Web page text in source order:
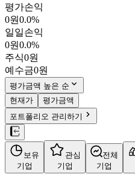
5,690원 0.0
002070
KOSPI
시가총액
PBR0.18
PER-
fPER -
배당수익률-
자사주비율-
결산월12월
사업정보
더보기
주주환원
주식정보
평가손익
0원0.0%
일일손익
0원0.0%
주식0원
예수금0원
평가금액 높은 순
현재가
평가금액
포트폴리오 관리하기
보유
기업
관심
기업
전체
기업